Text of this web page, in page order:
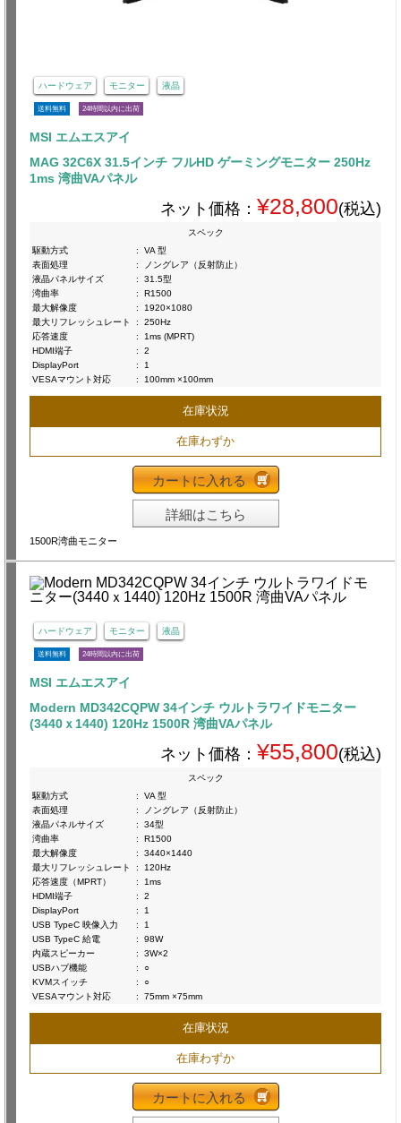
ハードウェア モニター 液晶
送料無料 24時間以内に出荷
MSI エムエスアイ
MAG 32C6X 31.5インチ フルHD ゲーミングモニター 250Hz
1ms 湾曲VAパネル
ネット価格： ¥28,800(税込)
スペック
駆動方式
:
VA 型
表面処理
:
ノングレア（反射防止）
液晶パネルサイズ
:
31.5型
湾曲率
:
R1500
最大解像度
:
1920×1080
最大リフレッシュレート
:
250Hz
応答速度
:
1ms (MPRT)
HDMI端子
:
2
DisplayPort
:
1
VESAマウント対応
: 100mm ×100mm
在庫状況
在庫わずか
カートに入れる
詳細はこちら
1500R湾曲モニター
ハードウェア モニター 液晶
送料無料 24時間以内に出荷
MSI エムエスアイ
Modern MD342CQPW 34インチ ウルトラワイドモニター
(3440ｘ1440) 120Hz 1500R 湾曲VAパネル
ネット価格： ¥55,800(税込)
スペック
駆動方式
:
VA 型
表面処理
:
ノングレア（反射防止）
液晶パネルサイズ
:
34型
湾曲率
:
R1500
最大解像度
:
3440×1440
最大リフレッシュレート
:
120Hz
応答速度（MPRT）
:
1ms
HDMI端子
:
2
DisplayPort
:
1
USB TypeC 映像入力
:
1
USB TypeC 給電
:
98W
内蔵スピーカー
:
3W×2
USBハブ機能
:
○
KVMスイッチ
:
○
VESAマウント対応
: 75mm ×75mm
在庫状況
在庫わずか
カートに入れる